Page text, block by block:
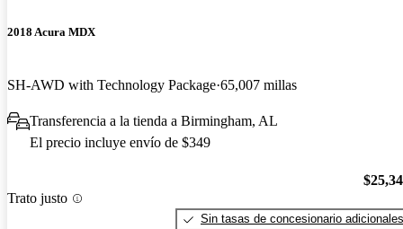
2018 Acura MDX
SH-AWD with Technology Package 65,007 millas
Transferencia a la tienda a Birmingham, AL
El precio incluye envío de $349
Trato justo
Sin tasas de concesionario adicionales